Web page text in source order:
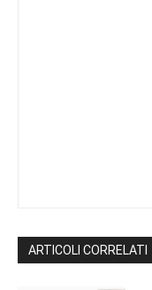
ARTICOLI CORRELATI